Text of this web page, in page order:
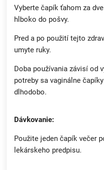
Vyberte čapík ťahom za
hlboko do pošvy.
Pred a po použití tejto
umyte ruky.
Doba používania závisí od
potreby sa vaginálne
dlhodobo.
Dávkovanie:
Použite jeden čapík večer
lekárskeho predpisu.